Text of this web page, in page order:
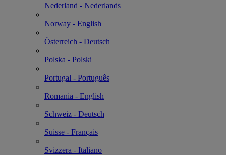
Nederland - Nederlands
Norway - English
Österreich - Deutsch
Polska - Polski
Portugal - Português
Romania - English
Schweiz - Deutsch
Suisse - Français
Svizzera - Italiano